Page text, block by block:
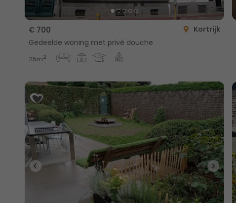
€ 700
Kortrijk
Gedeelde woning met privé douche
25m2